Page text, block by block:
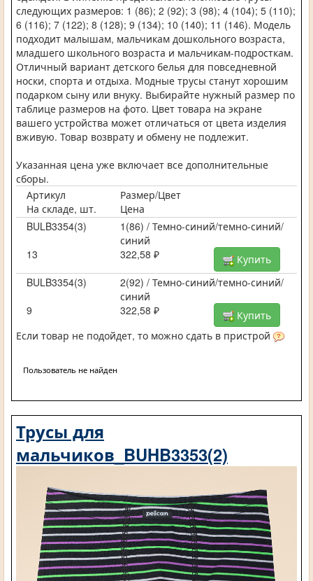
следующих размеров: 1 (86); 2 (92); 3 (98); 4 (104); 5 (110);
6 (116); 7 (122); 8 (128); 9 (134); 10 (140); 11 (146). Модель
подходит малышам, мальчикам дошкольного возраста,
младшего школьного возраста и мальчикам-подросткам.
Отличный вариант детского белья для повседневной
носки, спорта и отдыха. Модные трусы станут хорошим
подарком сыну или внуку. Выбирайте нужный размер по
таблице размеров на фото. Цвет товара на экране
вашего устройства может отличаться от цвета изделия
вживую. Товар возврату и обмену не подлежит.
Указанная цена уже включает все дополнительные
сборы.
Артикул
Размер/Цвет
На складе, шт.
Цена
BULB3354(3)
1(86) / Темно-синий/темно-синий/
синий
13
322,58 ₽
Купить
BULB3354(3)
2(92) / Темно-синий/темно-синий/
синий
9
322,58 ₽
Купить
Если товар не подойдет, то можно сдать в пристрой
Пользователь не найден
Трусы для
мальчиков_BUHB3353(2)